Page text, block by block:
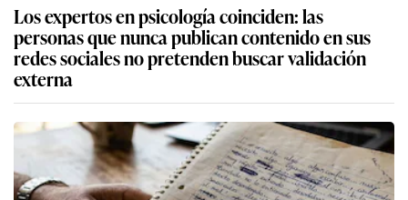
Los expertos en psicología coinciden: las
personas que nunca publican contenido en sus
redes sociales no pretenden buscar validación
externa